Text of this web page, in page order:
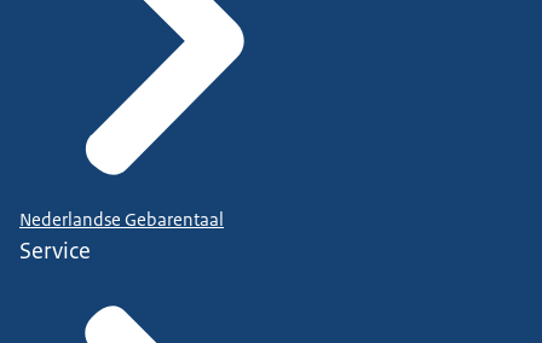
Nederlandse Gebarentaal
Service